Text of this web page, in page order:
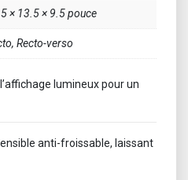
× 13.5 × 9.5 pouce
Recto-verso
lumineux pour un
anti-froissable, laissant